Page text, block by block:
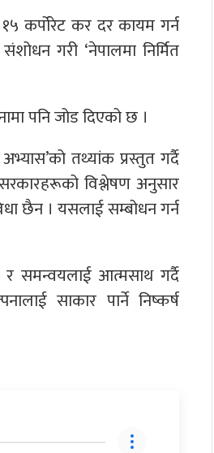
कर्पोरेट कर दर कायम गर्न
गरी ‘नेपालमा निर्मित
पनि जोड दिएको छ ।
तथ्यांक प्रस्तुत गर्दै
विश्लेषण अनुसार
छैन । यसलाई सम्बोधन गर्न
समन्वयलाई आत्मसाथ गर्दै
साकार पार्ने निष्कर्ष